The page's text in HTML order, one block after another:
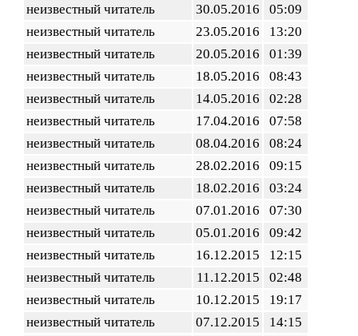
неизвестный читатель
30.05.2016
05:09
неизвестный читатель
23.05.2016
13:20
неизвестный читатель
20.05.2016
01:39
неизвестный читатель
18.05.2016
08:43
неизвестный читатель
14.05.2016
02:28
неизвестный читатель
17.04.2016
07:58
неизвестный читатель
08.04.2016
08:24
неизвестный читатель
28.02.2016
09:15
неизвестный читатель
18.02.2016
03:24
неизвестный читатель
07.01.2016
07:30
неизвестный читатель
05.01.2016
09:42
неизвестный читатель
16.12.2015
12:15
неизвестный читатель
11.12.2015
02:48
неизвестный читатель
10.12.2015
19:17
неизвестный читатель
07.12.2015
14:15